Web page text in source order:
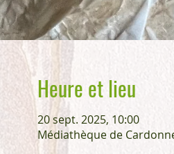
Heure et lieu
20 sept. 2025, 10:00
Médiathèque de